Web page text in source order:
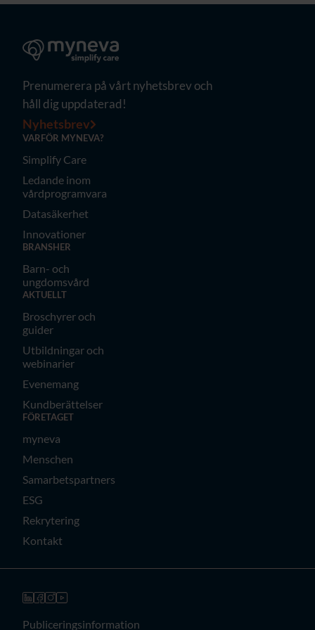
Prenumerera på vårt nyhetsbrev och
håll dig uppdaterad!
Nyhetsbrev
VARFÖR MYNEVA?
Simplify Care
Ledande inom
vårdprogramvara
Datasäkerhet
Innovationer
BRANSHER
Barn- och
ungdomsvård
AKTUELLT
Broschyrer och
guider
Utbildningar och
webinarier
Evenemang
Kundberättelser
FÖRETAGET
myneva
Menschen
Samarbetspartners
ESG
Rekrytering
Kontakt
Publiceringsinformation